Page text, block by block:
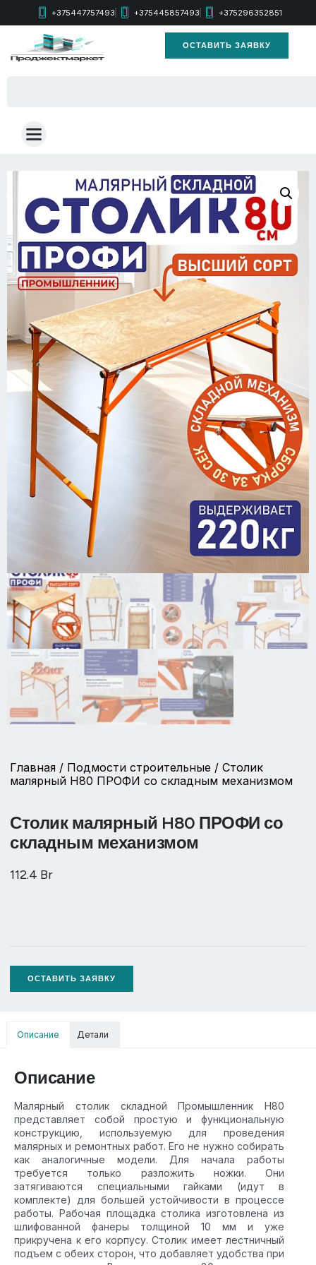
+375447757493 +375445857493 +375296352851
ОСТАВИТЬ ЗАЯВКУ
Главная / Подмости строительные / Столик
малярный H80 ПРОФИ со складным механизмом
Столик малярный H80 ПРОФИ со
складным механизмом
112.4 Br
ОСТАВИТЬ ЗАЯВКУ
Описание Детали
Описание
Малярный столик складной Промышленник H80
представляет собой простую и функциональную
конструкцию, используемую для проведения
малярных и ремонтных работ. Его не нужно собирать
как аналогичные модели. Для начала работы
требуется только разложить ножки. Они
затягиваются специальными гайками (идут в
комплекте) для большей устойчивости в процессе
работы. Рабочая площадка столика изготовлена из
шлифованной фанеры толщиной 10 мм и уже
прикручена к его корпусу. Столик имеет лестничный
подъем с обеих сторон, что добавляет удобства при